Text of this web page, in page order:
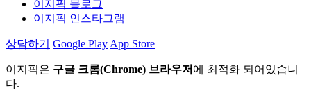
이지픽 블로그
이지픽 인스타그램
상담하기 Google Play App Store
이지픽은 구글 크롬(Chrome) 브라우저 에 최적화 되어있습니
다.